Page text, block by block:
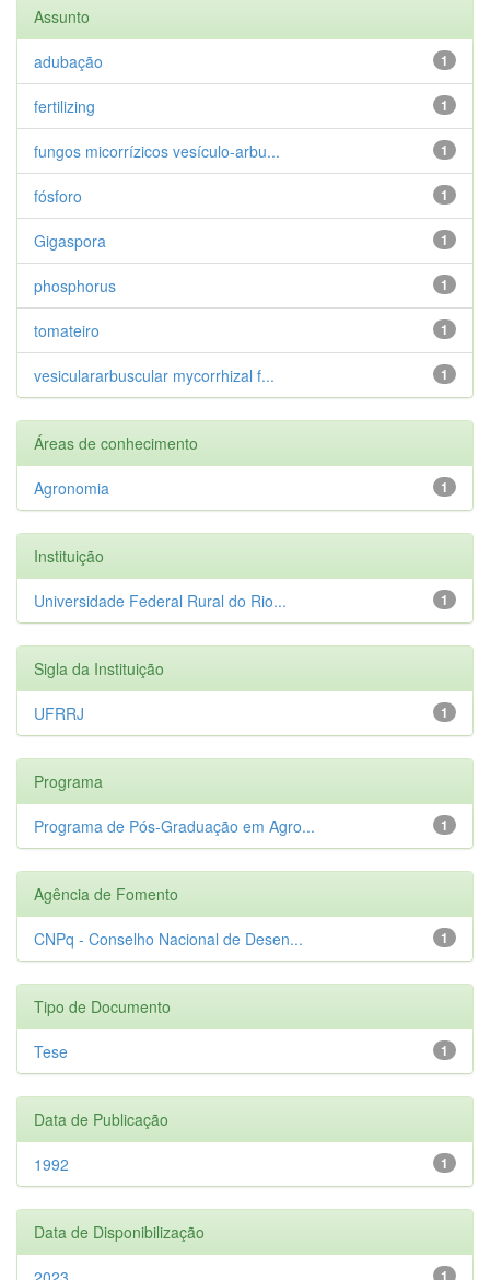
Assunto
1
adubação
1
fertilizing
1
fungos micorrízicos vesículo-arbu...
1
fósforo
1
Gigaspora
1
phosphorus
1
tomateiro
1
vesiculararbuscular mycorrhizal f...
Áreas de conhecimento
1
Agronomia
Instituição
1
Universidade Federal Rural do Rio...
Sigla da Instituição
1
UFRRJ
Programa
1
Programa de Pós-Graduação em Agro...
Agência de Fomento
1
CNPq - Conselho Nacional de Desen...
Tipo de Documento
1
Tese
Data de Publicação
1
1992
Data de Disponibilização
1